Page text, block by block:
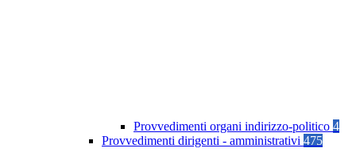
Provvedimenti organi indirizzo-politico 4
Provvedimenti dirigenti - amministrativi 475